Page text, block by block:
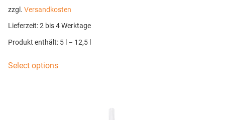
zzgl. Versandkosten
Lieferzeit:2 bis 4 Werktage
Produkt enthält: 5 – 12,5
Select options